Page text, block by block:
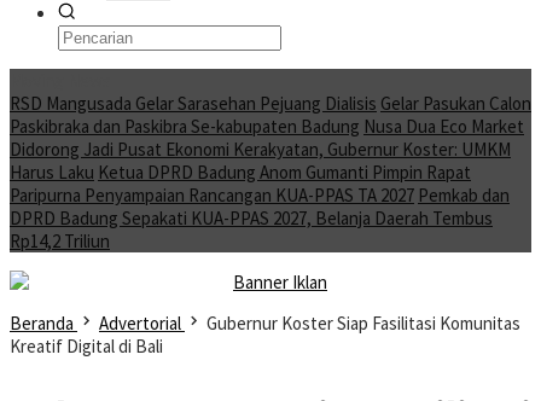
RSD Mangusada Gelar Sarasehan Pejuang Dialisis Gelar Pasukan Calon
Paskibraka dan Paskibra Se-kabupaten Badung Nusa Dua Eco Market
Didorong Jadi Pusat Ekonomi Kerakyatan, Gubernur Koster: UMKM
Harus Laku Ketua DPRD Badung Anom Gumanti Pimpin Rapat
Paripurna Penyampaian Rancangan KUA-PPAS TA 2027 Pemkab dan
DPRD Badung Sepakati KUA-PPAS 2027, Belanja Daerah Tembus
Rp14,2 Triliun
Beranda Advertorial
Gubernur Koster Siap Fasilitasi Komunitas
Kreatif Digital di Bali